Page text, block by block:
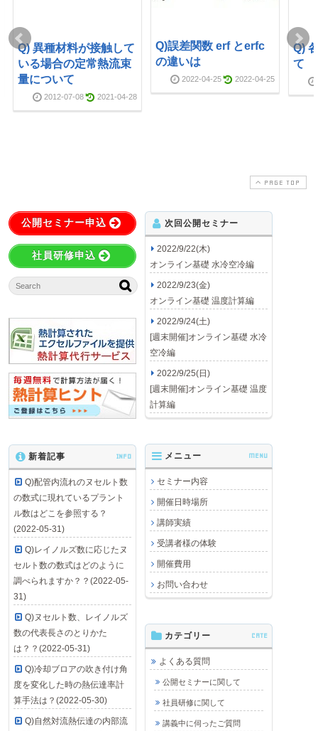
Q) 異種材料が接触して
いる場合の定常熱流束
量について
2012-07-08 2021-04-28
Q)誤差関数 erf とerfc
の違いは
2022-04-25 2022-04-25
Q)
て
PAGE TOP
公開セミナー申込
社員研修申込
次回公開セミナー
2022/9/22(木)
オンライン基礎 水冷空冷編
2022/9/23(金)
オンライン基礎 温度計算編
2022/9/24(土)
[週末開催]オンライン基礎 水冷
空冷編
2022/9/25(日)
[週末開催]オンライン基礎 温度
計算編
メニュー MENU
セミナー内容
開催日時場所
講師実績
受講者様の体験
開催費用
お問い合わせ
新着記事 INFO
Q)配管内流れのヌセルト数
の数式に現れているプラント
ル数はどこを参照する？
(2022-05-31)
Q)レイノルズ数に応じたヌ
セルト数の数式はどのように
調べられますか？？(2022-05-
31)
Q)ヌセルト数、レイノルズ
数の代表長さのとりかた
は？？(2022-05-31)
Q)冷却ブロアの吹き付け角
度を変化した時の熱伝達率計
算手法は？(2022-05-30)
Q)自然対流熱伝達の内部流
カテゴリー CATE
よくある質問
公開セミナーに関して
社員研修に関して
講義中に伺ったご質問